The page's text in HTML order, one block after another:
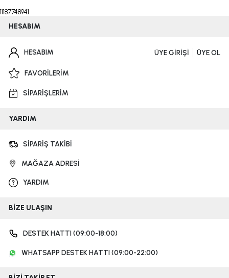
11187748941
HESABIM
HESABIM ÜYE GİRİŞİ ÜYE OL
FAVORİLERİM
SİPARİŞLERİM
YARDIM
SİPARİŞ TAKİBİ
MAĞAZA ADRESİ
YARDIM
BİZE ULAŞIN
DESTEK HATTI (09:00-18:00)
WHATSAPP DESTEK HATTI (09:00-22:00)